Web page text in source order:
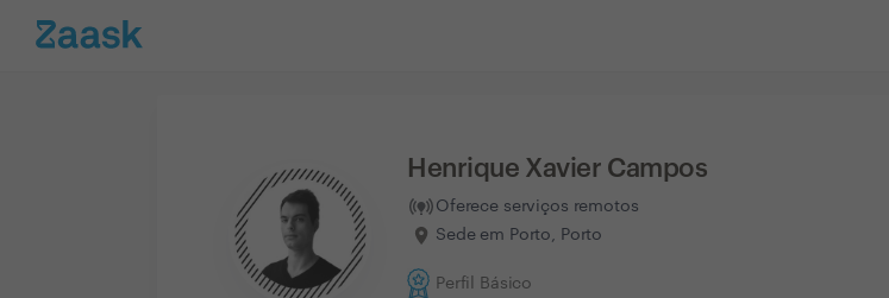
Henrique Xavier Campos
Oferece serviços remotos
Sede em Porto, Porto
Perfil Básico